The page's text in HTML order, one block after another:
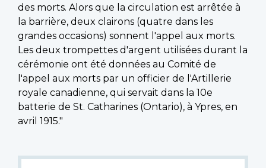
des morts. Alors que la circulation est arrêtée à
la barrière, deux clairons (quatre dans les
grandes occasions) sonnent l'appel aux morts.
Les deux trompettes d'argent utilisées durant la
cérémonie ont été données au Comité de
l'appel aux morts par un officier de l'Artillerie
royale canadienne, qui servait dans la 10e
batterie de St. Catharines (Ontario), à Ypres, en
avril 1915."